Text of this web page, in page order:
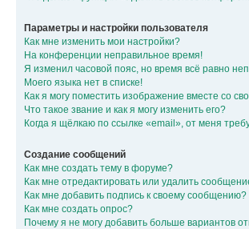
Параметры и настройки пользователя
Как мне изменить мои настройки?
На конференции неправильное время!
Я изменил часовой пояс, но время всё равно
Моего языка нет в списке!
Как я могу поместить изображение вместе со
Что такое звание и как я могу изменить его?
Когда я щёлкаю по ссылке «email», от меня
Создание сообщений
Как мне создать тему в форуме?
Как мне отредактировать или удалить
Как мне добавить подпись к своему сообщению?
Как мне создать опрос?
Почему я не могу добавить больше вариантов